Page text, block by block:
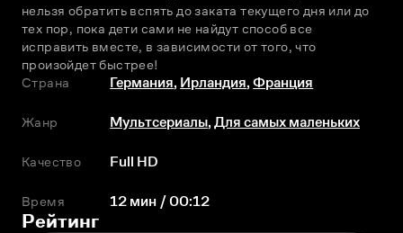
нельзя обратить вспять до заката текущего дня или до
тех пор, пока дети сами не найдут способ все
исправить вместе, в зависимости от того, что
произойдет быстрее!
Страна
Германия, Ирландия,Франция
Жанр Мультсериалы,Для самых маленьких
Качество Full HD
Время 12 мин / 00:12
Рейтинг